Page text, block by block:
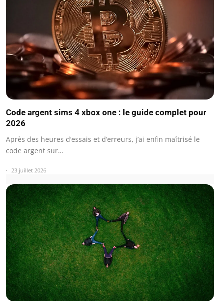
Code argent sims 4 xbox one : le guide complet pour
2026
Après des heures d’essais et d’erreurs, j’ai enfin maîtrisé le
code argent sur…
23 juillet 2026